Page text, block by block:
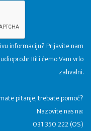
informaciju? Prijavite nam
Biti ćemo Vam vrlo
zahvalni.
pitanje, trebate pomoć?
Nazovite nas na:
031 350 222 (OS)